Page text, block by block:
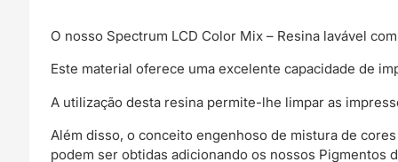
água)
FORMFUTURA
O nosso Spectrum LCD Color Mix – Resina lavável
Este material oferece uma excelente capacidade de
A utilização desta resina permite-lhe limpar as
Além disso, o conceito engenhoso de mistura de
podem ser obtidas adicionando os nossos Pigmentos